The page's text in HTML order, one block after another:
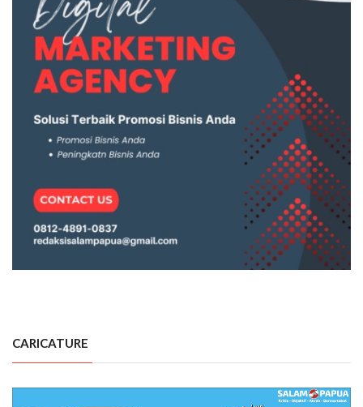
CARICATURE